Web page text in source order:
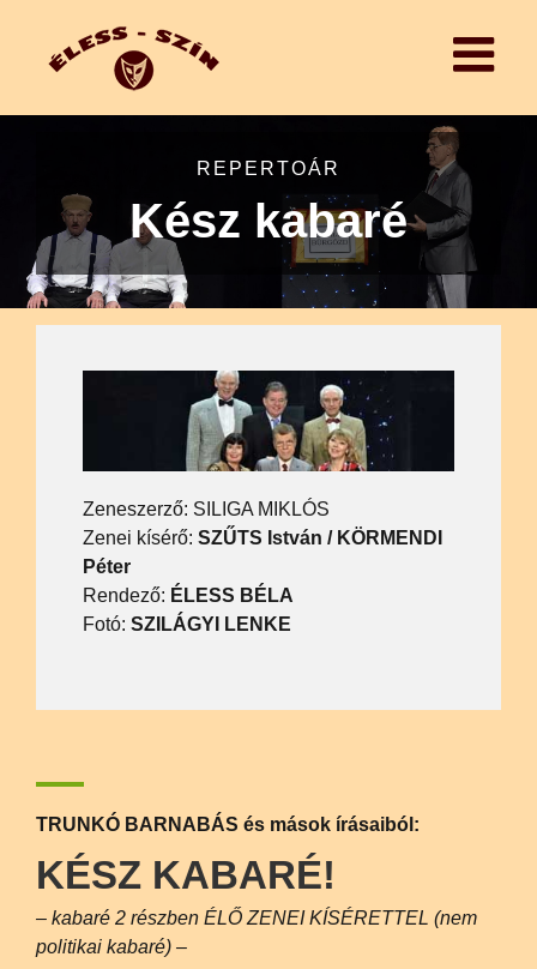
REPERTOÁR
Kész kabaré
Zeneszerző: SILIGA MIKLÓS
Zenei kísérő: SZŰTS István / KÖRMENDI
Péter
Rendező: ÉLESS BÉLA
Fotó: SZILÁGYI LENKE
TRUNKÓ BARNABÁS és mások írásaiból:
KÉSZ KABARÉ!
– kabaré 2 részben ÉLŐ ZENEI KÍSÉRETTEL (nem
politikai kabaré) –